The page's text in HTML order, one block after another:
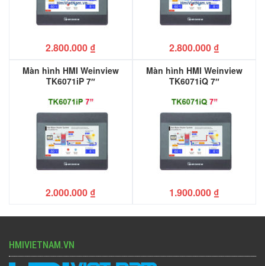
2.800.000 ₫ 2.800.000 ₫
Màn hình HMI Weinview
TK6071iP 7″
2.000.000 ₫
Màn hình HMI Weinview
TK6071iQ 7″
1.900.000 ₫
HMIVIETNAM.VN